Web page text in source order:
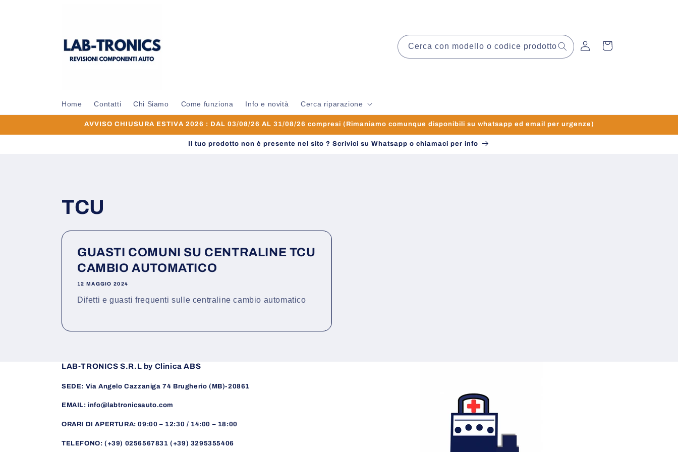
Home Contatti Chi Siamo Come funziona Info e novità Cerca riparazione
Cerca con modello o codice prodotto Accedi Carrello
AVVISO CHIUSURA ESTIVA 2026 : DAL 03/08/26 AL 31/08/26 compresi (Rimaniamo comunque disponibili su whatsapp ed email per urgenze)
Il tuo prodotto non è presente nel sito ? Scrivici su Whatsapp o chiamaci per info
TCU
GUASTI COMUNI SU CENTRALINE TCU
CAMBIO AUTOMATICO
12 MAGGIO 2024
Difetti e guasti frequenti sulle centraline cambio automatico
LAB-TRONICS S.R.L by Clinica ABS
SEDE: Via Angelo Cazzaniga 74 Brugherio (MB)-20861
EMAIL: info@labtronicsauto.com
ORARI DI APERTURA: 09:00 – 12:30 / 14:00 – 18:00
TELEFONO: (+39) 0256567831 (+39) 3295355406